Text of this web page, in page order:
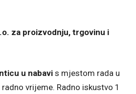
za proizvodnju, trgovinu i
u nabavi s mjestom rada u
vrijeme. Radno iskustvo 1